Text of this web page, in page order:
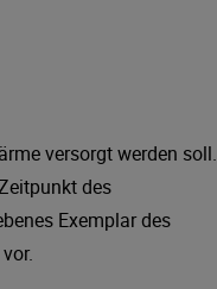
versorgt werden soll.
des
Exemplar des